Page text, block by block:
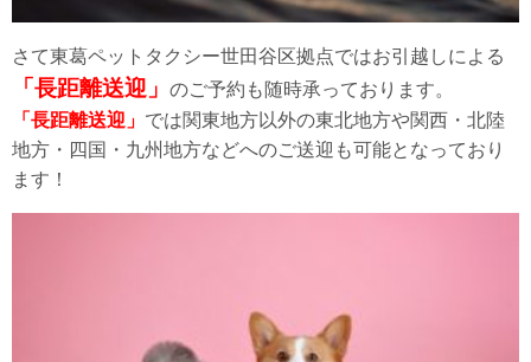
さて東葛ペットタクシー世田谷区拠点ではお引越しによる
「長距離送迎」 のご予約も随時承っております。
「長距離送迎」 では関東地方以外の東北地方や関西・北陸
地方・四国・九州地方などへのご送迎も可能となっており
ます！